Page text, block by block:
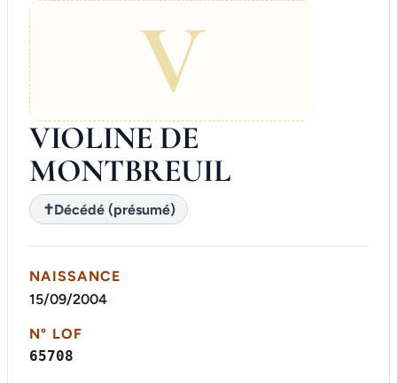
V
VIOLINE DE
MONTBREUIL
✝Décédé (présumé)
NAISSANCE
15/09/2004
N° LOF
65708